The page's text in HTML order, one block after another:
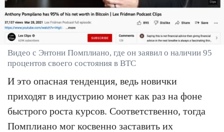
Видео с Энтони Помплиано, где он заявил о наличии 95
процентов своего состояния в BTC
И это опасная тенденция, ведь новички
приходят в индустрию монет как раз на фоне
быстрого роста курсов. Соответственно, тогда
Помплиано мог косвенно заставить их